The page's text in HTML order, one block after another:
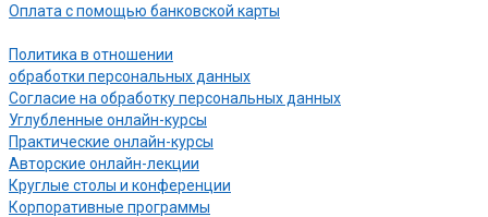
Оплата с помощью банковской карты
Политика в отношении
обработки персональных данных
Согласие на обработку персональных данных
Углубленные онлайн-курсы
Практические онлайн-курсы
Авторские онлайн-лекции
Круглые столы и конференции
Корпоративные программы